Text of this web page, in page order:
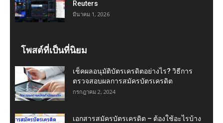
Reuters
มีนาคม 1, 2026
โพสต์ที่เป็นที่นิยม
เช็คผลอนุมัติบัตรเครดิตอย่างไร? วิธีการ
ตรวจสอบผลการสมัครบัตรเครดิต
กรกฎาคม 2, 2024
เอกสารสมัครบัตรเครดิต – ต้องใช้อะไรบ้าง